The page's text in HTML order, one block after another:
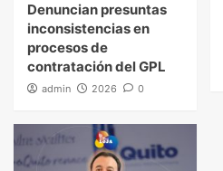
Denuncian presuntas
inconsistencias en
procesos de
contratación del GPL
admin 2026 0